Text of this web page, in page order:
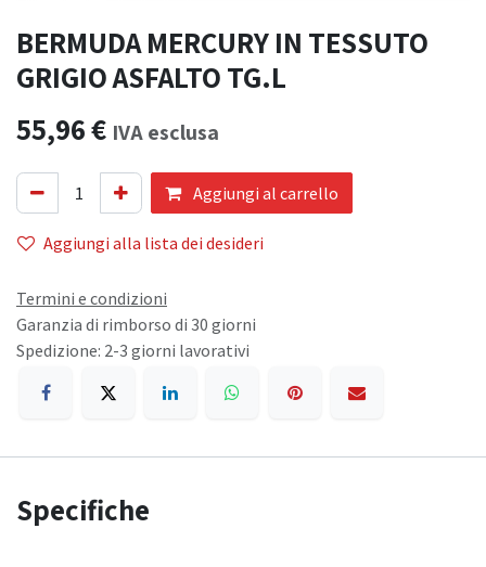
BERMUDA MERCURY IN TESSUTO
GRIGIO ASFALTO TG.L
55,96€ IVA esclusa
Aggiungi al carrello
Aggiungi alla lista dei desideri
Termini e condizioni
Garanzia di rimborso di 30 giorni
Spedizione: 2-3 giorni lavorativi
Specifiche